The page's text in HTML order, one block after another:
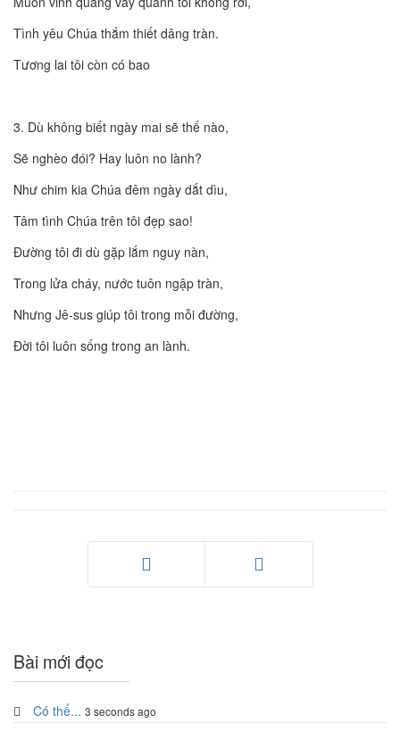
Tình yêu Chúa thắm thiết dâng tràn.
Tương lai tôi còn có bao
3. Dù không biết ngày mai sẽ thế nào,
Sẽ nghèo đói? Hay luôn no lành?
Như chim kia Chúa đêm ngày dắt dìu,
Tâm tình Chúa trên tôi đẹp sao!
Đường tôi đi dù gặp lắm nguy nàn,
Trong lửa cháy, nước tuôn ngập tràn,
Nhưng Jê-sus giúp tôi trong mỗi đường,
Đời tôi luôn sống trong an lành.
Bài mới đọc
Có thể... 3 seconds ago